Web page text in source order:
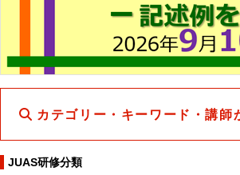
カテゴリー・キーワード・講師
JUAS研修分類